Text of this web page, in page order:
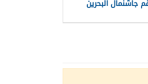
جاشنمال البحرين